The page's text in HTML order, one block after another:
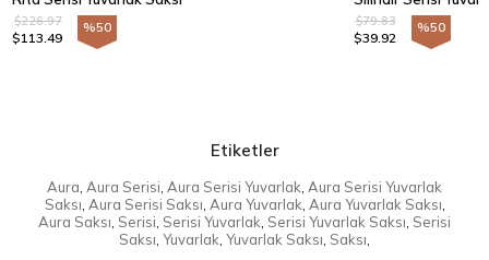
%50
$113.49
$226.97 %50
$39.92
$79.83
Etiketler
Aura Aura Serisi Aura Serisi Yuvarlak Aura Serisi Yuvarlak
Saksı Aura Serisi Saksı Aura Yuvarlak Aura Yuvarlak Saksı
Aura Saksı Serisi Serisi Yuvarlak Serisi Yuvarlak Saksı Serisi
Saksı Yuvarlak Yuvarlak Saksı Saksı